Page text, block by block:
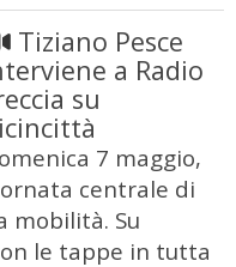
Tiziano Pesce
a Radio
su
7 maggio,
centrale di
mobilità. Su
le tappe in tutta